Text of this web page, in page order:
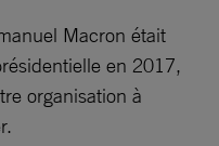
Macron était
en 2017,
organisation à